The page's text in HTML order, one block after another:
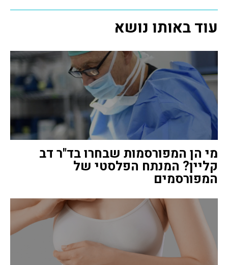
עוד באותו נושא
מי הן המפורסמות שבחרו בד"ר דב
קליין? המנתח הפלסטי של
המפורסמים